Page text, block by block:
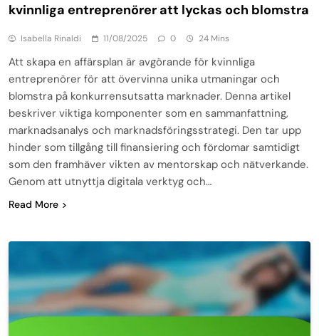
kvinnliga entreprenörer att lyckas och blomstra
Isabella Rinaldi 11/08/2025 0 24 Mins
Att skapa en affärsplan är avgörande för kvinnliga
entreprenörer för att övervinna unika utmaningar och
blomstra på konkurrensutsatta marknader. Denna artikel
beskriver viktiga komponenter som en sammanfattning,
marknadsanalys och marknadsföringsstrategi. Den tar upp
hinder som tillgång till finansiering och fördomar samtidigt
som den framhäver vikten av mentorskap och nätverkande.
Genom att utnyttja digitala verktyg och…
Read More